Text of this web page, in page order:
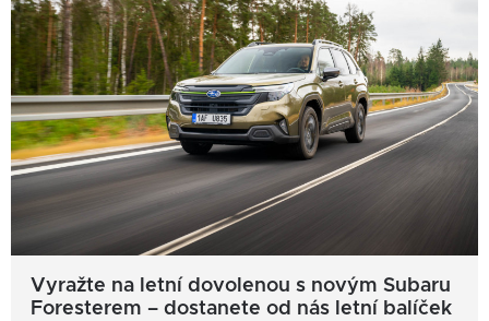
Vyražte na letní dovolenou s novým Subaru
Foresterem – dostanete od nás letní balíček